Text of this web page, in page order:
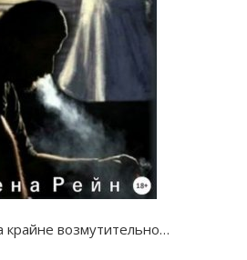
крайне возмутительно…